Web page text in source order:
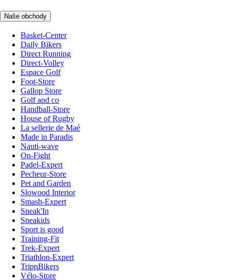
Naše obchody
Basket-Center
Daily Bikers
Direct Running
Direct-Volley
Espace Golf
Foot-Store
Gallop Store
Golf and co
Handball-Store
House of Rugby
La sellerie de Maé
Made in Paradis
Nauti-wave
On-Fight
Padel-Expert
Pecheur-Store
Pet and Garden
Slowood Interior
Smash-Expert
Sneak'In
Sneakids
Sport is good
Training-Fit
Trek-Expert
Triathlon-Expert
TripnBikers
Vélo-Store